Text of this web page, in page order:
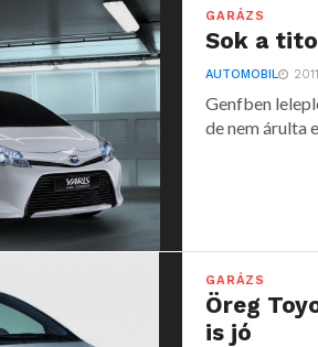
GARÁZS
Sok a
AUTOMOBIL
Genfben
de nem árulta
GARÁZS
Öreg
is jó